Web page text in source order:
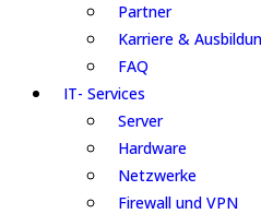
Partner
Karriere &
FAQ
IT- Services
Server
Hardware
Netzwerke
Firewall und VPN